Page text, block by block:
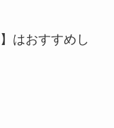
】はおすすめし